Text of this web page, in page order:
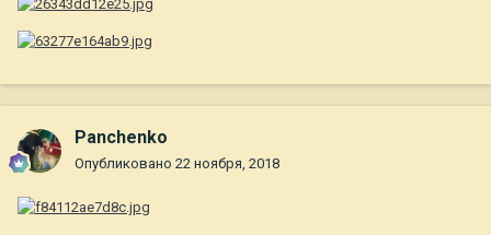
Panchenko
Опубликовано 22 ноября, 2018